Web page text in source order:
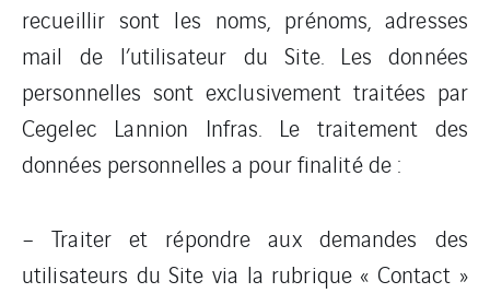
recueillir sont les noms, prénoms, adresses
mail de l’utilisateur du Site. Les données
personnelles sont exclusivement traitées par
Cegelec Lannion Infras. Le traitement des
données personnelles a pour finalité de :
– Traiter et répondre aux demandes des
utilisateurs du Site via la rubrique « Contact »